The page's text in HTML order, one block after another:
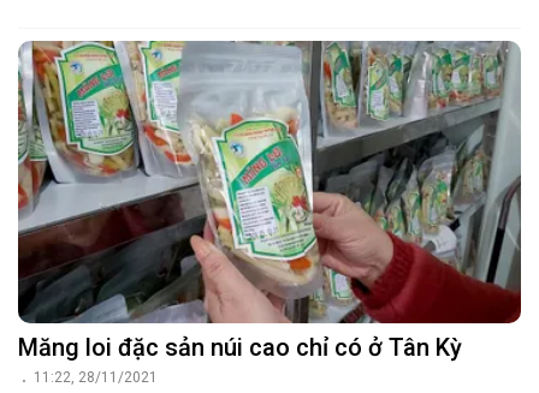
Măng loi đặc sản núi cao chỉ có ở Tân Kỳ
11:22, 28/11/2021